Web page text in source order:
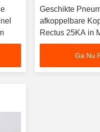
Geschikte
afkoppelbare
Rectus 25KA in
Ga Nu